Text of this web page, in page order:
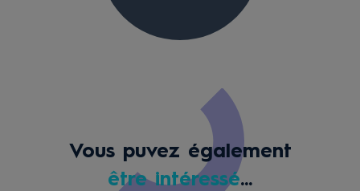
Vous puvez également
être intéressé...